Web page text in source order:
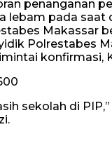
penanganan
lebam pada saat
Makassar
Polrestabes
konfirmasi,
sekolah di